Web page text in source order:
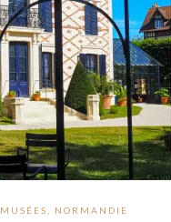
MUSÉES NORMANDIE